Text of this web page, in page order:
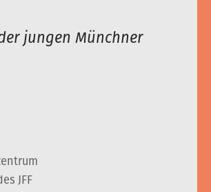
jungen Münchner